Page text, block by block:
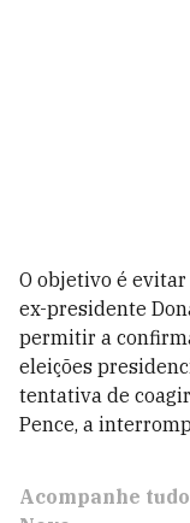
O objetivo é
ex-presidente
permitir a
eleições
tentativa de
Pence, a
Acompanhe